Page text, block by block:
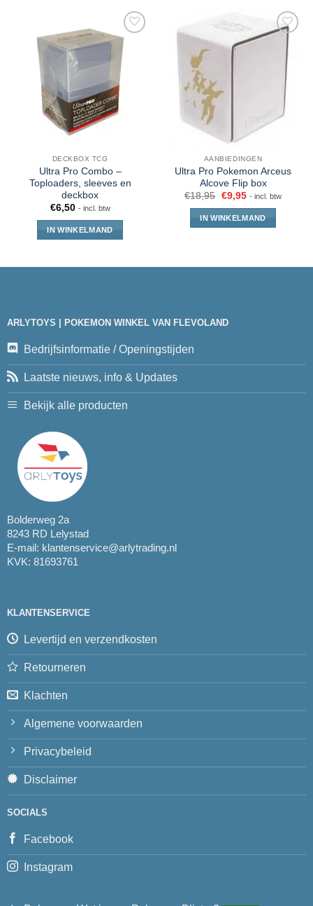
DECKBOX TCG
Ultra Pro Combo –
Toploaders, sleeves en
deckbox
€6,50 - incl. btw
IN WINKELMAND
AANBIEDINGEN
Ultra Pro Pokemon Arceus
Alcove Flip box
€18,95 €9,95 - incl. btw
IN WINKELMAND
ARLYTOYS | POKEMON WINKEL VAN FLEVOLAND
Bedrijfsinformatie / Openingstijden
Laatste nieuws, info & Updates
Bekijk alle producten
Bolderweg 2a
8243 RD Lelystad
E-mail: klantenservice@arlytrading.nl
KVK: 81693761
KLANTENSERVICE
Levertijd en verzendkosten
Retourneren
Klachten
Algemene voorwaarden
Privacybeleid
Disclaimer
SOCIALS
Facebook
Instagram